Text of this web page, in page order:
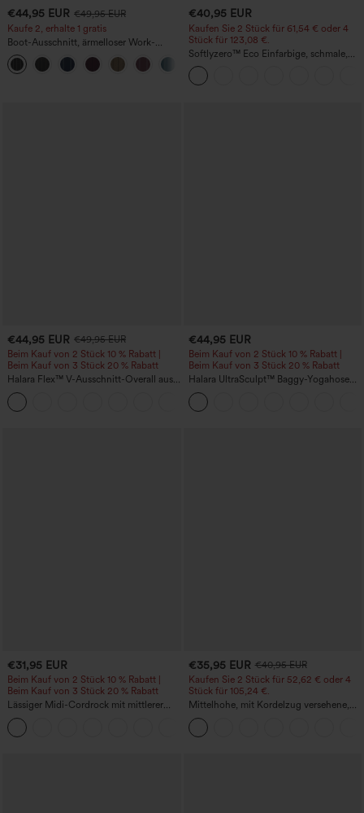
€44,95 EUR €49,95 EUR
Kaufe 2, erhalte 1 gratis
Boot-Ausschnitt, ärmelloser Work-
Jumpsuit mit seitlicher Bindung,
kühlender Cool-Touch-Effekt, gestreift
und mit Taschen – Easy Peezy Edition
€40,95 EUR
Kaufen Sie 2 Stück für 61,54 € oder 4
Stück für 123,08 €.
Softlyzero™ Eco Einfarbige, schmale,
hoch taillierte Wanderhose mit
mehreren Taschen
€44,95 EUR €49,95 EUR
Beim Kauf von 2 Stück 10 % Rabatt |
Beim Kauf von 3 Stück 20 % Rabatt
Halara Flex™ V-Ausschnitt-Overall aus
gewaschenem Denim mit Taschen –
lässig
€44,95 EUR
Beim Kauf von 2 Stück 10 % Rabatt |
Beim Kauf von 3 Stück 20 % Rabatt
Halara UltraSculpt™ Baggy-Yogahose
mit hohem Bund, Bauchkontrolle,
Color-Block-Streifen und Taschen
€31,95 EUR
Beim Kauf von 2 Stück 10 % Rabatt |
Beim Kauf von 3 Stück 20 % Rabatt
Lässiger Midi-Cordrock mit mittlerer
Bundhöhe und vorderseitiger
Klapptasche
€35,95 EUR €40,95 EUR
Kaufen Sie 2 Stück für 52,62 € oder 4
Stück für 105,24 €.
Mittelhohe, mit Kordelzug versehene,
schnelltrocknende Golfhose mit schmal
zulaufendem Schnitt, abgerundetem
Saum und Taschen – UPF 40+